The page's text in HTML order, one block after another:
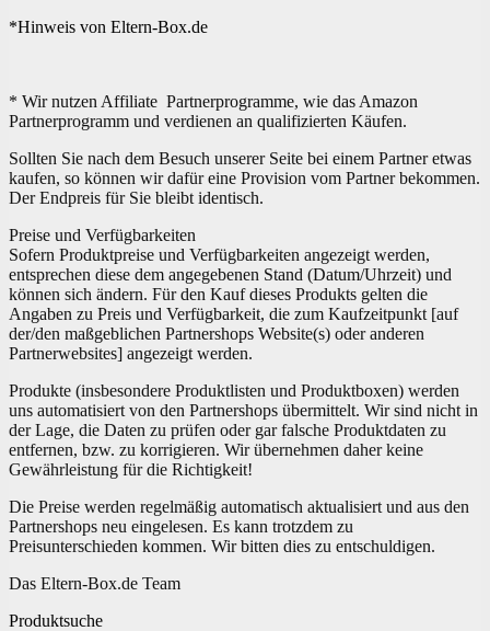
*Hinweis von Eltern-Box.de
* Wir nutzen Affiliate Partnerprogramme, wie das Amazon
Partnerprogramm und verdienen an qualifizierten Käufen.
Sollten Sie nach dem Besuch unserer Seite bei einem Partner etwas
kaufen, so können wir dafür eine Provision vom Partner bekommen.
Der Endpreis für Sie bleibt identisch.
Preise und Verfügbarkeiten
Sofern Produktpreise und Verfügbarkeiten angezeigt werden,
entsprechen diese dem angegebenen Stand (Datum/Uhrzeit) und
können sich ändern. Für den Kauf dieses Produkts gelten die
Angaben zu Preis und Verfügbarkeit, die zum Kaufzeitpunkt [auf
der/den maßgeblichen Partnershops Website(s) oder anderen
Partnerwebsites] angezeigt werden.
Produkte (insbesondere Produktlisten und Produktboxen) werden
uns automatisiert von den Partnershops übermittelt. Wir sind nicht in
der Lage, die Daten zu prüfen oder gar falsche Produktdaten zu
entfernen, bzw. zu korrigieren. Wir übernehmen daher keine
Gewährleistung für die Richtigkeit!
Die Preise werden regelmäßig automatisch aktualisiert und aus den
Partnershops neu eingelesen. Es kann trotzdem zu
Preisunterschieden kommen. Wir bitten dies zu entschuldigen.
Das Eltern-Box.de Team
Produktsuche